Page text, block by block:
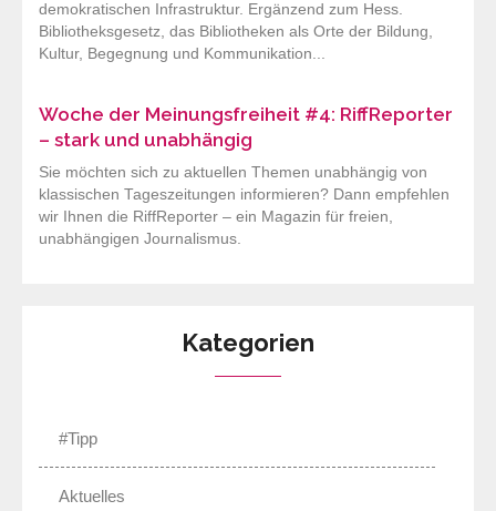
demokratischen Infrastruktur. Ergänzend zum Hess.
Bibliotheksgesetz, das Bibliotheken als Orte der Bildung,
Kultur, Begegnung und Kommunikation...
Woche der Meinungsfreiheit #4: RiffReporter
– stark und unabhängig
Sie möchten sich zu aktuellen Themen unabhängig von
klassischen Tageszeitungen informieren? Dann empfehlen
wir Ihnen die RiffReporter – ein Magazin für freien,
unabhängigen Journalismus.
Kategorien
#Tipp
Aktuelles